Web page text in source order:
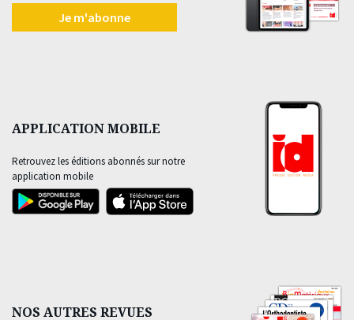
Je m'abonne
APPLICATION MOBILE
Retrouvez les éditions abonnés sur notre
application mobile
NOS AUTRES REVUES